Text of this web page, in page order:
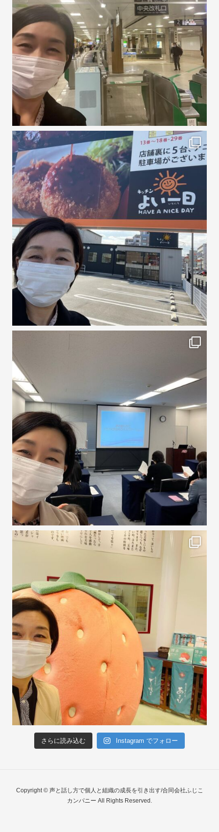
さらに読み込む Instagram でフォロー
Copyright © 声と話し方で個人と組織の成長を引き出す/合同会社ふじこ
カンパニー All Rights Reserved.